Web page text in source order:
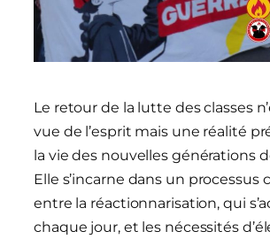
Le retour de la lutte des classes
vue de l’esprit mais une réalité
la vie des nouvelles générations
Elle s’incarne dans un processus
entre la réactionnarisation, qui
chaque jour, et les nécessités